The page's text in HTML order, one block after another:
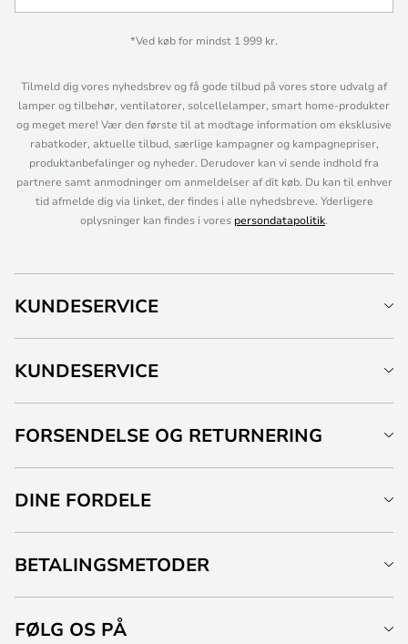
*Ved køb for mindst 1 999 kr.
Tilmeld dig vores nyhedsbrev og få gode tilbud på vores store udvalg af
lamper og tilbehør, ventilatorer, solcellelamper, smart home-produkter
og meget mere! Vær den første til at modtage information om eksklusive
rabatkoder, aktuelle tilbud, særlige kampagner og kampagnepriser,
produktanbefalinger og nyheder. Derudover kan vi sende indhold fra
partnere samt anmodninger om anmeldelser af dit køb. Du kan til enhver
tid afmelde dig via linket, der findes i alle nyhedsbreve. Yderligere
oplysninger kan findes i vores persondatapolitik.
KUNDESERVICE
KUNDESERVICE
FORSENDELSE OG RETURNERING
DINE FORDELE
BETALINGSMETODER
FØLG OS PÅ